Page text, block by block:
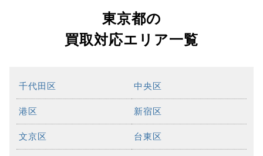
東京都の
買取対応エリア一覧
千代田区 中央区
港区 新宿区
文京区 台東区